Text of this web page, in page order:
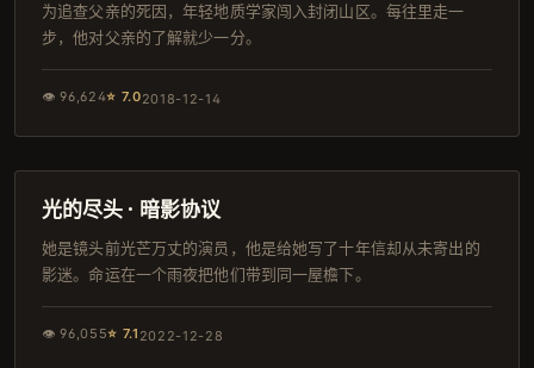
为追查父亲的死因，年轻地质学家闯入封闭山区。每往里走一
步，他对父亲的了解就少一分。
👁96,624⭐ 7.02018-12-14
IMAX
光的尽头 · 暗影协议
她是镜头前光芒万丈的演员，他是给她写了十年信却从未寄出的
影迷。命运在一个雨夜把他们带到同一屋檐下。
👁96,055⭐ 7.1 2022-12-28